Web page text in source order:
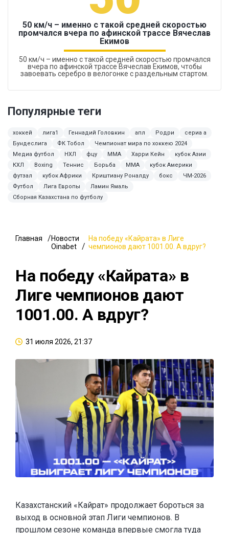
50 км/ч – именно с такой средней скоростью
промчался вчера по афинской трассе Вячеслав
Екимов
50 км/ч – именно с такой средней скоростью промчался
вчера по афинской трассе Вячеслав Екимов, чтобы
завоевать серебро в велогонке с раздельным стартом.
Популярные теги
хоккей лига1 Геннадий Головкин апл Родри
сериа а
Бундеслига
ФК Тобол
Чемпионат мира по хоккею 2024
Медиа футбол
НХЛ фцу ММА Харри Кейн
кубок Азии
КХЛ
Boxing Теннис Борьба MMA
кубок Америки
футзал
кубок Африки Криштиану Роналду бокс
ЧМ-2026
Футбол
Лига Европы
Ламин Ямаль
Сборная Казахстана по футболу
Главная
Новости
Oinabet
На победу «Кайрата» в Лиге
чемпионов дают 1001.00. А вдруг?
На победу «Кайрата» в
Лиге чемпионов дают
1001.00. А вдруг?
31 июля 2026, 21:37
Казахстанский «Кайрат» продолжает бороться за
выход в основной этап Лиги чемпионов. В
прошлом сезоне команда впервые смогла туда